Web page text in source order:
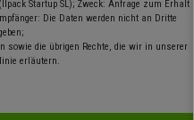
Startup SL); Zweck: Anfrage zum Erhalt
Die Daten werden nicht an Dritte
sowie die übrigen Rechte, die wir in unserer
erläutern.